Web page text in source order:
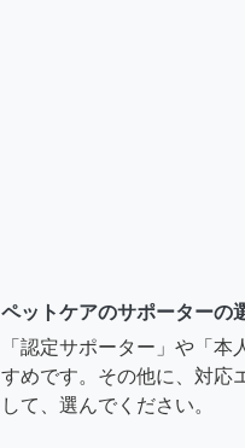
ペットケアのサポーターの
「認定サポーター」や「
すめです。その他に、対応
して、選んでください。